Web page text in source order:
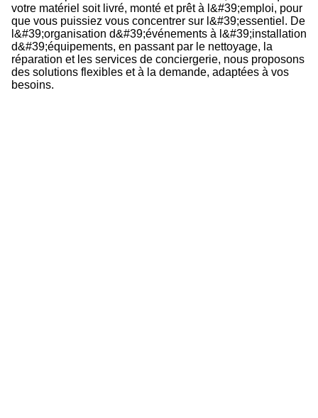
votre matériel soit livré, monté et prêt à l&#39;emploi, pour
que vous puissiez vous concentrer sur l&#39;essentiel. De
l&#39;organisation d&#39;événements à l&#39;installation
d&#39;équipements, en passant par le nettoyage, la
réparation et les services de conciergerie, nous proposons
des solutions flexibles et à la demande, adaptées à vos
besoins.